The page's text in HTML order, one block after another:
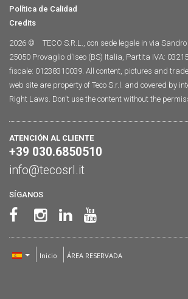
Política de Calidad
Credits
2026 ©
TECO S.R.L., con sede legale in via
25050 Provaglio d'Iseo (BS) Italia, Partita IVA:
fiscale: 01238310039. All content, pictures and
web site are property of Teco S.r.l. and covered by
Right Laws. Don't use the content without the
ATENCIÓN AL CLIENTE
+39 030.6850510
info@tecosrl.it
SÍGANOS
Inicio ÁREA RESERVADA